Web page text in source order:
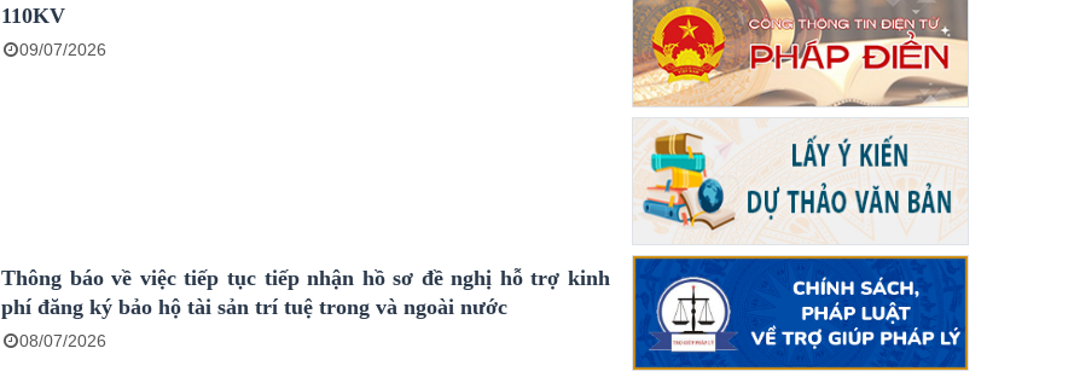
110KV
09/07/2026
Thông báo về việc tiếp tục tiếp nhận hồ sơ đề nghị hỗ trợ kinh
phí đăng ký bảo hộ tài sản trí tuệ trong và ngoài nước
08/07/2026